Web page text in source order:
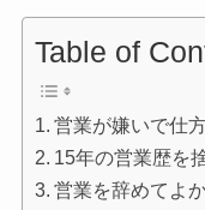
Table of
営業が嫌いで仕
15年の営業歴を
営業を辞めてよ